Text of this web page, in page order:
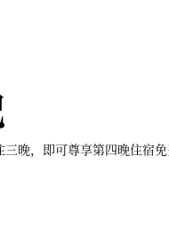
晚，即可尊享第四晚住宿